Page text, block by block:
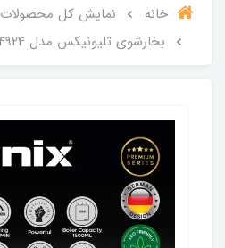
خانه نمایش کل محصولات
بخارشوی تلیونیکس مدل TSC4924